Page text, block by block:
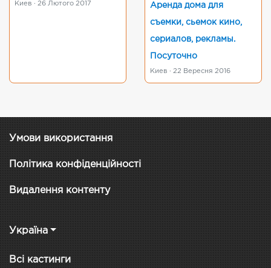
Киев · 26 Лютого 2017 Аренда дома для
съемки, сьемок кино,
сериалов, рекламы.
Посуточно
Киев · 22 Вересня 2016
Умови використання
Політика конфіденційності
Видалення контенту
Україна
Всі кастинги